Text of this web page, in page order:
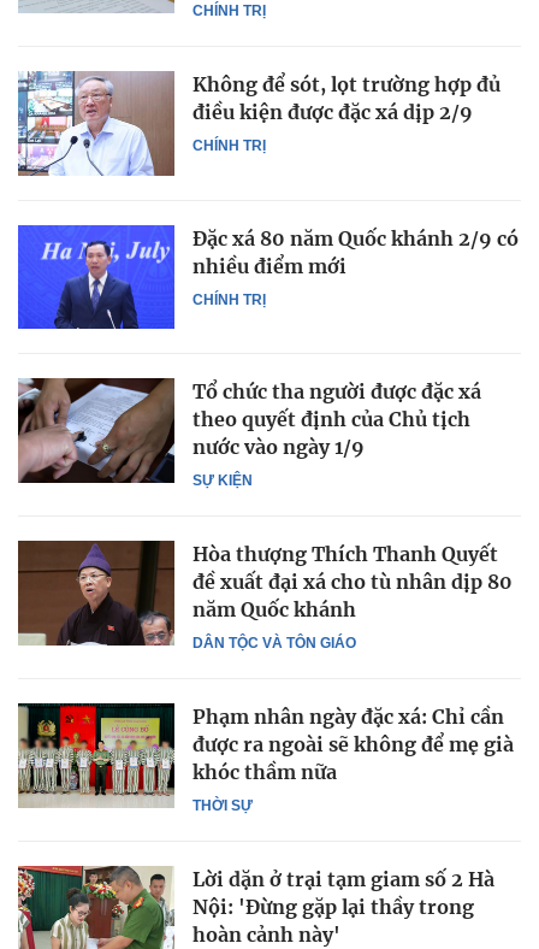
CHÍNH TRỊ
CHÍNH TRỊ
Không để sót, lọt trường hợp đủ
điều kiện được đặc xá dịp 2/9
CHÍNH TRỊ
Đặc xá 80 năm Quốc khánh 2/9 có
nhiều điểm mới
SỰ KIỆN
Tổ chức tha người được đặc xá
theo quyết định của Chủ tịch
nước vào ngày 1/9
DÂN TỘC VÀ TÔN GIÁO
Hòa thượng Thích Thanh Quyết
đề xuất đại xá cho tù nhân dịp 80
năm Quốc khánh
THỜI SỰ
Phạm nhân ngày đặc xá: Chỉ cần
được ra ngoài sẽ không để mẹ già
khóc thầm nữa
Lời dặn ở trại tạm giam số 2 Hà
Nội: 'Đừng gặp lại thầy trong
hoàn cảnh này'